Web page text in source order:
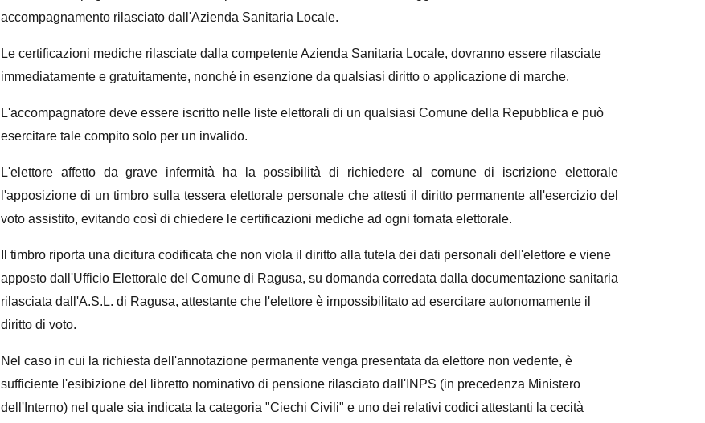
accompagnamento rilasciato dall'Azienda Sanitaria Locale.
Le certificazioni mediche rilasciate dalla competente Azienda Sanitaria Locale, dovranno essere rilasciate
immediatamente e gratuitamente, nonché in esenzione da qualsiasi diritto o applicazione di marche.
L'accompagnatore deve essere iscritto nelle liste elettorali di un qualsiasi Comune della Repubblica e può
esercitare tale compito solo per un invalido.
L'elettore affetto da grave infermità ha la possibilità di richiedere al comune di iscrizione elettorale
l'apposizione di un timbro sulla tessera elettorale personale che attesti il diritto permanente all'esercizio del
voto assistito, evitando così di chiedere le certificazioni mediche ad ogni tornata elettorale.
Il timbro riporta una dicitura codificata che non viola il diritto alla tutela dei dati personali dell'elettore e viene
apposto dall'Ufficio Elettorale del Comune di Ragusa, su domanda corredata dalla documentazione sanitaria
rilasciata dall'A.S.L. di Ragusa, attestante che l'elettore è impossibilitato ad esercitare autonomamente il
diritto di voto.
Nel caso in cui la richiesta dell'annotazione permanente venga presentata da elettore non vedente, è
sufficiente l'esibizione del libretto nominativo di pensione rilasciato dall'INPS (in precedenza Ministero
dell'Interno) nel quale sia indicata la categoria "Ciechi Civili" e uno dei relativi codici attestanti la cecità